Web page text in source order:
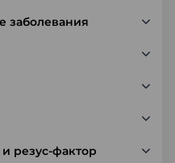
заболевания
резус-фактор